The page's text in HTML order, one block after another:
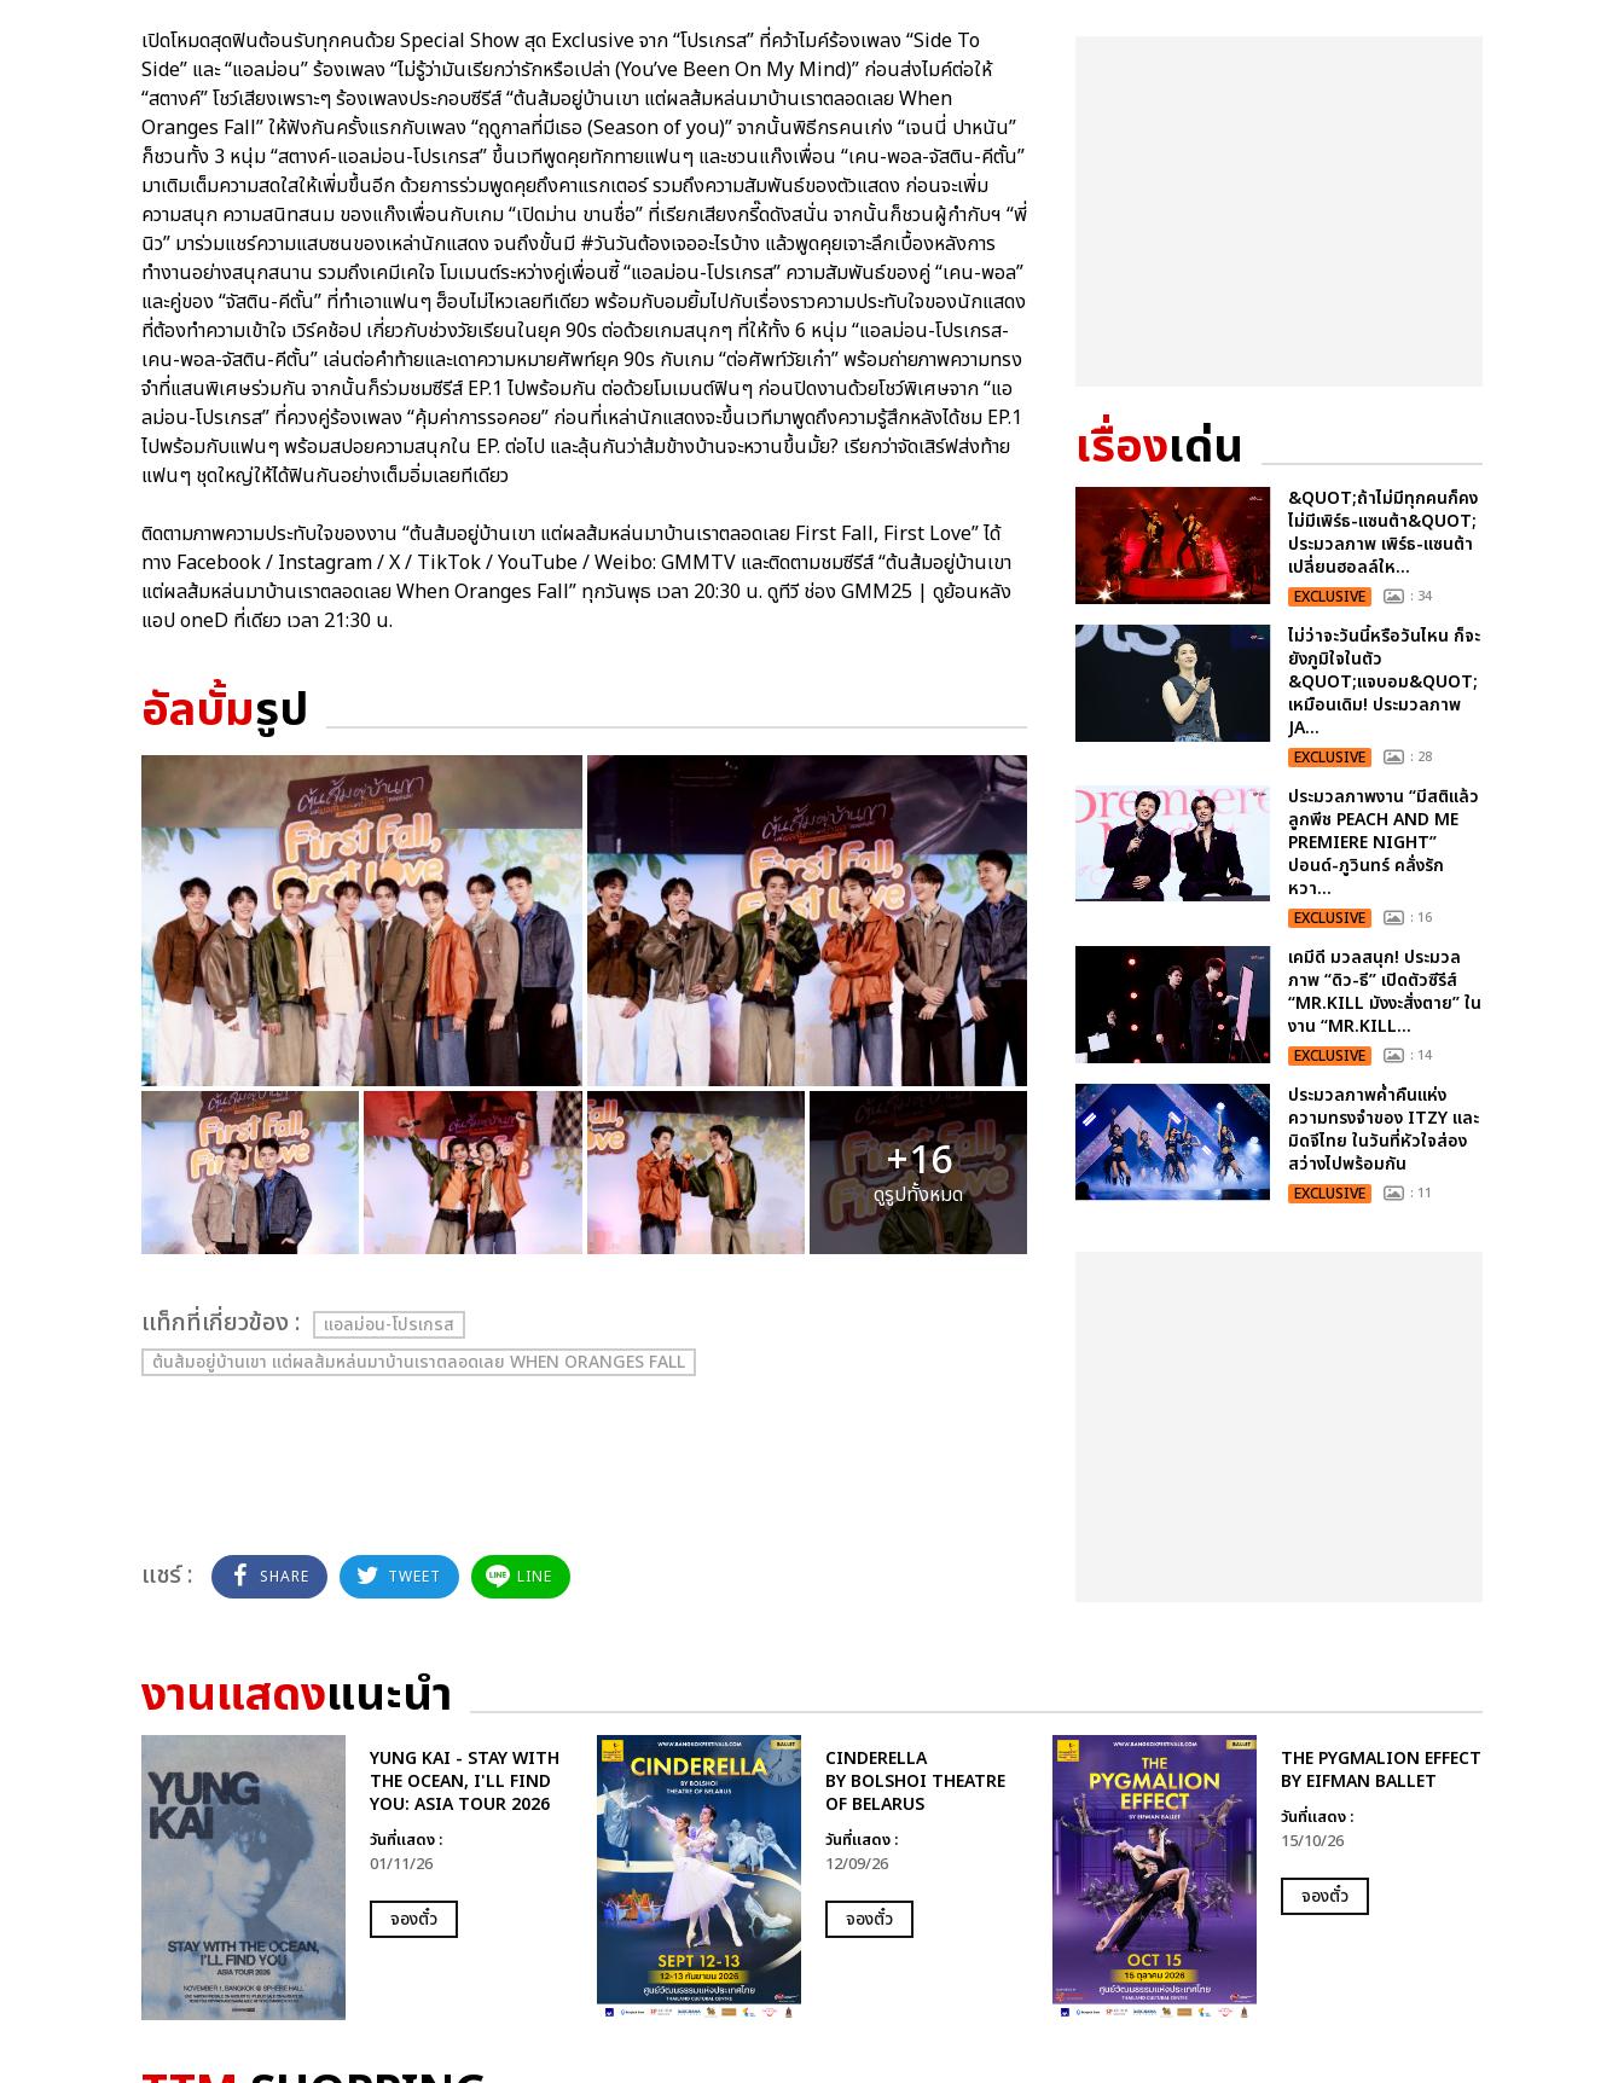
เปิดโหมดสุดฟินต้อนรับทุกคนด้วย Special Show สุด Exclusive จาก “โปรเกรส” ที่คว้าไมค์ร้องเพลง “Side To
Side” และ “แอลม่อน” ร้องเพลง “ไม่รู้ว่ามันเรียกว่ารักหรือเปล่า (You’ve Been On My Mind)” ก่อนส่งไมค์ต่อให้
“สตางค์” โชว์เสียงเพราะๆ ร้องเพลงประกอบซีรีส์ “ต้นส้มอยู่บ้านเขา แต่ผลส้มหล่นมาบ้านเราตลอดเลย When
Oranges Fall” ให้ฟังกันครั้งแรกกับเพลง “ฤดูกาลที่มีเธอ (Season of you)” จากนั้นพิธีกรคนเก่ง “เจนนี่ ปาหนัน”
ก็ชวนทั้ง 3 หนุ่ม “สตางค์-แอลม่อน-โปรเกรส” ขึ้นเวทีพูดคุยทักทายแฟนๆ และชวนแก๊งเพื่อน “เคน-พอล-จัสติน-คีตั้น”
มาเติมเต็มความสดใสให้เพิ่มขึ้นอีก ด้วยการร่วมพูดคุยถึงคาแรกเตอร์ รวมถึงความสัมพันธ์ของตัวแสดง ก่อนจะเพิ่ม
ความสนุก ความสนิทสนม ของแก๊งเพื่อนกับเกม “เปิดม่าน ขานชื่อ” ที่เรียกเสียงกรี๊ดดังสนั่น จากนั้นก็ชวนผู้กำกับฯ “พี่
นิว” มาร่วมแชร์ความแสบซนของเหล่านักแสดง จนถึงขั้นมี #วันวันต้องเจออะไรบ้าง แล้วพูดคุยเจาะลึกเบื้องหลังการ
ทำงานอย่างสนุกสนาน รวมถึงเคมีเคใจ โมเมนต์ระหว่างคู่เพื่อนซี้ “แอลม่อน-โปรเกรส” ความสัมพันธ์ของคู่ “เคน-พอล”
และคู่ของ “จัสติน-คีตั้น” ที่ทำเอาแฟนๆ ฮ็อบไม่ไหวเลยทีเดียว พร้อมกับอมยิ้มไปกับเรื่องราวความประทับใจของนักแสดง
ที่ต้องทำความเข้าใจ เวิร์คช้อป เกี่ยวกับช่วงวัยเรียนในยุค 90s ต่อด้วยเกมสนุกๆ ที่ให้ทั้ง 6 หนุ่ม “แอลม่อน-โปรเกรส-
เคน-พอล-จัสติน-คีตั้น” เล่นต่อคำท้ายและเดาความหมายศัพท์ยุค 90s กับเกม “ต่อศัพท์วัยเก๋า” พร้อมถ่ายภาพความทรง
จำที่แสนพิเศษร่วมกัน จากนั้นก็ร่วมชมซีรีส์ EP.1 ไปพร้อมกัน ต่อด้วยโมเมนต์ฟินๆ ก่อนปิดงานด้วยโชว์พิเศษจาก “แอ
ลม่อน-โปรเกรส” ที่ควงคู่ร้องเพลง “คุ้มค่าการรอคอย” ก่อนที่เหล่านักแสดงจะขึ้นเวทีมาพูดถึงความรู้สึกหลังได้ชม EP.1
ไปพร้อมกับแฟนๆ พร้อมสปอยความสนุกใน EP. ต่อไป และลุ้นกันว่าส้มข้างบ้านจะหวานขึ้นมั้ย? เรียกว่าจัดเสิร์ฟส่งท้าย
แฟนๆ ชุดใหญ่ให้ได้ฟินกันอย่างเต็มอิ่มเลยทีเดียว
ติดตามภาพความประทับใจของงาน “ต้นส้มอยู่บ้านเขา แต่ผลส้มหล่นมาบ้านเราตลอดเลย First Fall, First Love” ได้
ทาง Facebook / Instagram / X / TikTok / YouTube / Weibo: GMMTV และติดตามชมซีรีส์ “ต้นส้มอยู่บ้านเขา
แต่ผลส้มหล่นมาบ้านเราตลอดเลย When Oranges Fall” ทุกวันพุธ เวลา 20:30 น. ดูทีวี ช่อง GMM25 | ดูย้อนหลัง
แอป oneD ที่เดียว เวลา 21:30 น.
อัลบั้มรูป
+16
ดูรูปทั้งหมด
เเท็กที่เกี่ยวข้อง :
แอลม่อน-โปรเกรส
ต้นส้มอยู่บ้านเขา แต่ผลส้มหล่นมาบ้านเราตลอดเลย WHEN ORANGES FALL
แชร์ : SHARE TWEET LINE
เรื่องเด่น
&QUOT;ถ้าไม่มีทุกคนก็คง
ไม่มีเพิร์ธ-แซนต้า&QUOT;
ประมวลภาพ เพิร์ธ-แซนต้า
เปลี่ยนฮอลล์ให...
EXCLUSIVE : 34
ไม่ว่าจะวันนี้หรือวันไหน ก็จะ
ยังภูมิใจในตัว
&QUOT;แจบอม&QUOT;
เหมือนเดิม! ประมวลภาพ
JA...
EXCLUSIVE : 28
ประมวลภาพงาน “มีสติแล้ว
ลูกพีช PEACH AND ME
PREMIERE NIGHT”
ปอนด์-ภูวินทร์ คลั่งรัก
หวา...
EXCLUSIVE : 16
เคมีดี มวลสนุก! ประมวล
ภาพ “ดิว-ธี” เปิดตัวซีรีส์
“MR.KILL มังงะสั่งตาย” ใน
งาน “MR.KILL...
EXCLUSIVE : 14
ประมวลภาพค่ำคืนแห่ง
ความทรงจำของ ITZY และ
มิดจีไทย ในวันที่หัวใจส่อง
สว่างไปพร้อมกัน
EXCLUSIVE : 11
งานแสดงแนะนำ
YUNG KAI - STAY WITH
THE OCEAN, I'LL FIND
YOU: ASIA TOUR 2026
วันที่แสดง :
01/11/26
จองตั๋ว
CINDERELLA
BY BOLSHOI THEATRE
OF BELARUS
วันที่แสดง :
12/09/26
จองตั๋ว
THE PYGMALION EFFECT
BY EIFMAN BALLET
วันที่แสดง :
15/10/26
จองตั๋ว